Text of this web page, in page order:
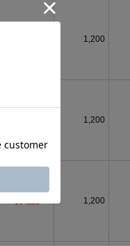
1,200
1,200
1,200